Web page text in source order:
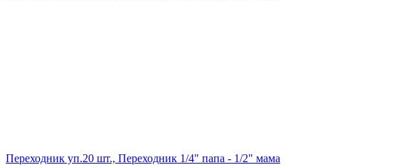
Переходник уп.20 шт., Переходник 1/4" папа - 1/2" мама